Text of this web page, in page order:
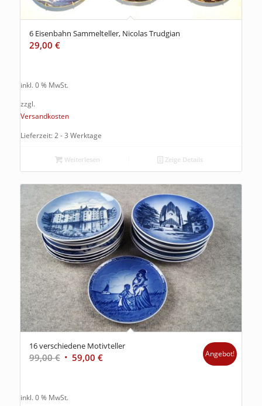
6 Eisenbahn Sammelteller, Nicolas Trudgian
29,00 €
inkl. 0 % MwSt.
zzgl.
Versandkosten
Lieferzeit: 2 - 3 Werktage
Weiterlesen Zeige Details
16 verschiedene Motivteller
99,00€ 59,00 € Angebot!
inkl. 0 % MwSt.